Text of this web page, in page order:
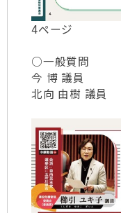
4ページ
○一般質問
今 博 議員
北向 由樹 議員